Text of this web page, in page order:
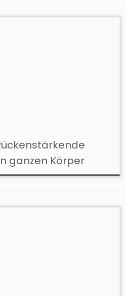
ganzen Körper